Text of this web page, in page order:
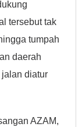
tersebut tak
tumpah
daerah
jalan diatur
AZAM,